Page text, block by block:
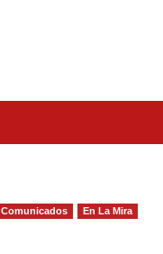
Comunicados
En La Mira